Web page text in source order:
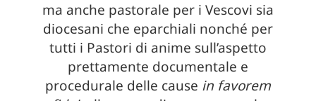
ma anche pastorale per i Vescovi sia
diocesani che eparchiali nonché per
tutti i Pastori di anime sull’aspetto
prettamente documentale e
procedurale delle cause in favorem